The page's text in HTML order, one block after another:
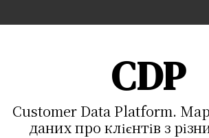
k
CDP
Customer Data Platform.
даних про клієнтів з